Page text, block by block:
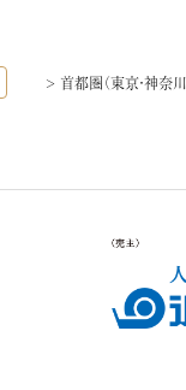
> 首都圏（東京・神奈川